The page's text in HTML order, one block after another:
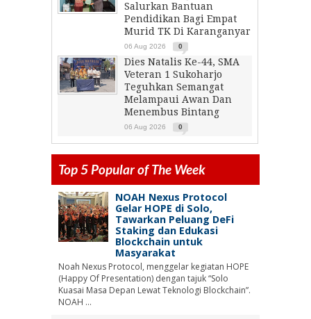
Salurkan Bantuan
Pendidikan Bagi Empat
Murid TK Di Karanganyar
06 Aug 2026 0
Dies Natalis Ke-44, SMA
Veteran 1 Sukoharjo
Teguhkan Semangat
Melampaui Awan Dan
Menembus Bintang
06 Aug 2026 0
Top 5 Popular of The Week
NOAH Nexus Protocol
Gelar HOPE di Solo,
Tawarkan Peluang DeFi
Staking dan Edukasi
Blockchain untuk
Masyarakat
Noah Nexus Protocol, menggelar kegiatan HOPE
(Happy Of Presentation) dengan tajuk “Solo
Kuasai Masa Depan Lewat Teknologi Blockchain”.
NOAH ...